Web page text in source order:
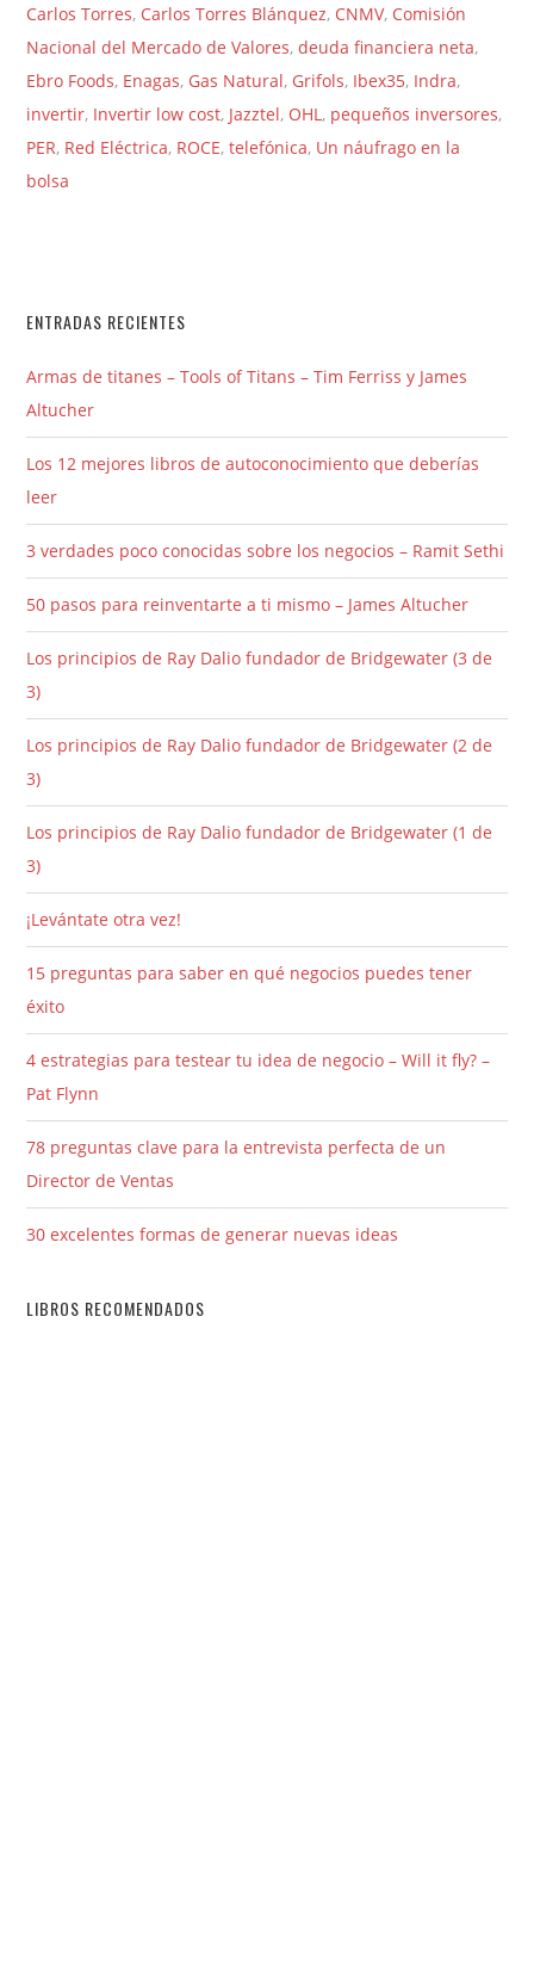
Carlos Torres, Carlos Torres Blánquez, CNMV, Comisión
Nacional del Mercado de Valores,deuda financiera neta,
Ebro Foods, Enagas, Gas Natural, Grifols, Ibex35, Indra,
invertir, Invertir low cost, Jazztel, OHL , pequeños inversores,
PER, Red Eléctrica, ROCE,telefónica, Un náufrago en la
bolsa
ENTRADAS RECIENTES
Armas de titanes – Tools of Titans – Tim Ferriss y James
Altucher
Los 12 mejores libros de autoconocimiento que deberías
leer
3 verdades poco conocidas sobre los negocios – Ramit Sethi
50 pasos para reinventarte a ti mismo – James Altucher
Los principios de Ray Dalio fundador de Bridgewater (3 de
3)
Los principios de Ray Dalio fundador de Bridgewater (2 de
3)
Los principios de Ray Dalio fundador de Bridgewater (1 de
3)
¡Levántate otra vez!
15 preguntas para saber en qué negocios puedes tener
éxito
4 estrategias para testear tu idea de negocio – Will it fly? –
Pat Flynn
78 preguntas clave para la entrevista perfecta de un
Director de Ventas
30 excelentes formas de generar nuevas ideas
LIBROS RECOMENDADOS